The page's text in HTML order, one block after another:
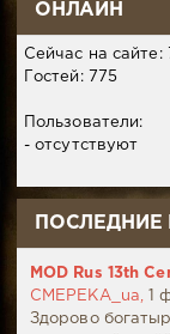
ОНЛАЙН
Сейчас на сайте:
Гостей: 775
Пользователи:
- отсутствуют
MOD Rus 13th
CMEPEKA_ua,
1
Здорово